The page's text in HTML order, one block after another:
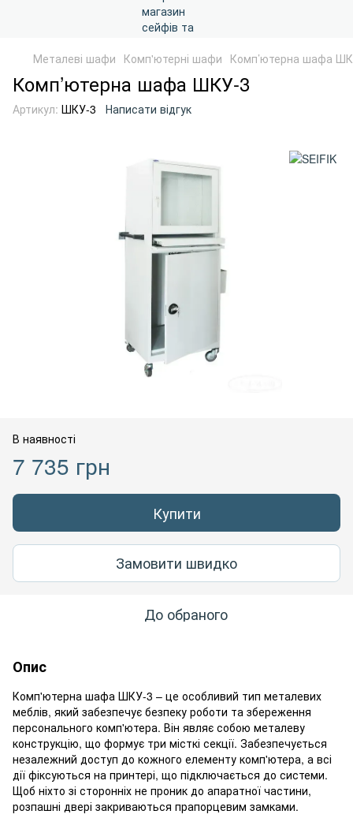
Металеві шафи Комп'ютерні шафи Комп’ютерна шафа
Комп’ютерна шафа ШКУ-3
Артикул: ШКУ-3 Написати відгук
В наявності
7 735 грн
Купити
Замовити швидко
До обраного
Опис
Комп'ютерна шафа ШКУ-3 – це особливий тип металевих
меблів, який забезпечує безпеку роботи та збереження
персонального комп'ютера. Він являє собою металеву
конструкцію, що формує три місткі секції. Забезпечується
незалежний доступ до кожного елементу комп'ютера, а всі
дії фіксуються на принтері, що підключається до системи.
Щоб ніхто зі сторонніх не проник до апаратної частини,
розпашні двері закриваються прапорцевим замками.